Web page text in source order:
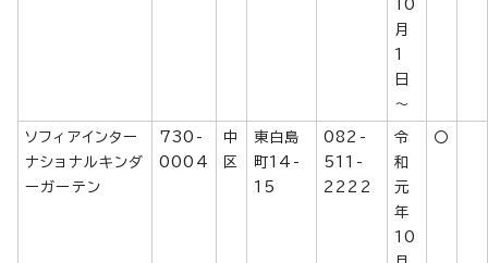
10
月
1
日
～
ソフィアインター
ナショナルキンダ
ーガーテン
730-
0004
中
区
東白島
町14-
15
082-
511-
2222
令
和
元
年
10
〇